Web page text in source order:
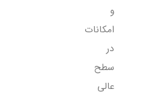
و
امکانات
در
سطح
عالی